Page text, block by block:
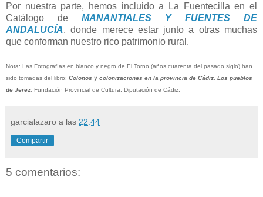
Por nuestra parte, hemos incluido a La Fuentecilla en el
Catálogo de MANANTIALES Y FUENTES DE
ANDALUCÍA, donde merece estar junto a otras muchas
que conforman nuestro rico patrimonio rural.
Nota: Las Fotografías en blanco y negro de El Torno (años cuarenta del pasado siglo) han
sido tomadas del libro: Colonos y colonizaciones en la provincia de Cádiz. Los pueblos
de Jerez. Fundación Provincial de Cultura. Diputación de Cádiz.
garcialazaro a las 22:44
Compartir
5 comentarios: